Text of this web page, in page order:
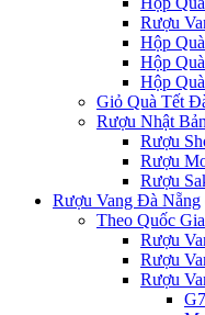
Rượu
Hộp
Hộp
Hộp
Giỏ Quà Tết
Rượu Nhật Bản
Rượu
Rượu
Rượu
Rượu Vang Đà Nẵng
Theo Quốc Gia
Rượu
Rượu
Rượu
G7